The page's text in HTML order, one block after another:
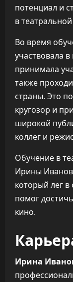
потенциал и
в
Во время
участвовала в
принимала
также
страны. Это
кругозор и
широкой
коллег и
Обучение в
Ирины
который лег в
помог
кино.
Ирина